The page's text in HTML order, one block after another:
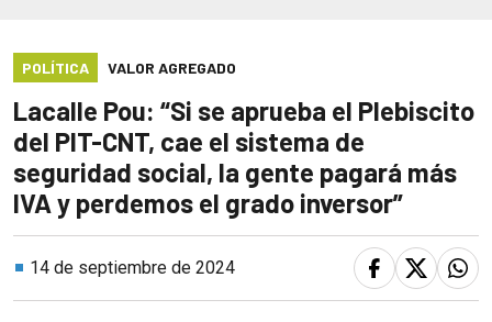
POLÍTICA VALOR AGREGADO
Lacalle Pou: “Si se aprueba el Plebiscito
del PIT-CNT, cae el sistema de
seguridad social, la gente pagará más
IVA y perdemos el grado inversor”
14 de septiembre de 2024